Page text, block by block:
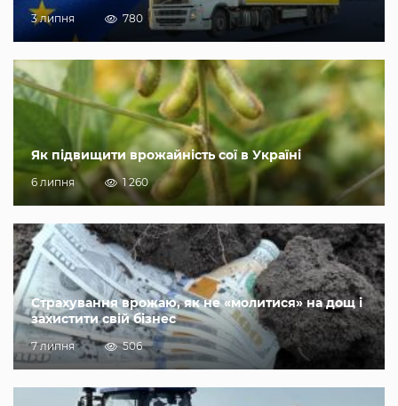
3 липня 780
Як підвищити врожайність сої в Україні
6 липня 1 260
Страхування врожаю, як не «молитися» на дощ і
захистити свій бізнес
7 липня 506